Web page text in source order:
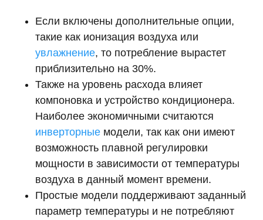
Если включены дополнительные опции,
такие как ионизация воздуха или
увлажнение, то потребление вырастет
приблизительно на 30%.
Также на уровень расхода влияет
компоновка и устройство кондиционера.
Наиболее экономичными считаются
инверторные модели, так как они имеют
возможность плавной регулировки
мощности в зависимости от температуры
воздуха в данный момент времени.
Простые модели поддерживают заданный
параметр температуры и не потребляют